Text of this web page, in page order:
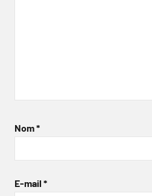
Nom*
E-mail *